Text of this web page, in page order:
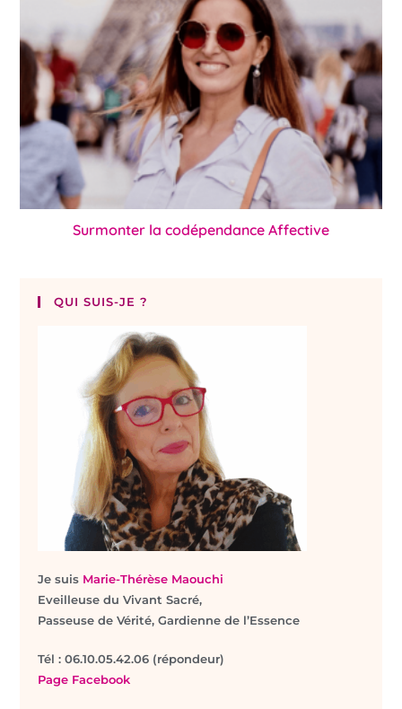
Surmonter la codépendance Affective
QUI SUIS-JE ?
Je suis Marie-Thérèse Maouchi
Eveilleuse du Vivant Sacré,
Passeuse de Vérité, Gardienne de l’Essence
Tél : 06.10.05.42.06 (répondeur)
Page Facebook